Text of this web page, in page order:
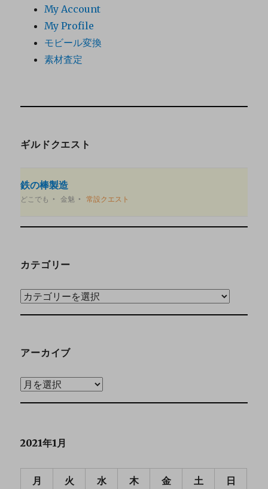
My Account
My Profile
モビール変換
素材査定
ギルドクエスト
鉄の棒製造
どこでも 金魅 常設クエスト
カテゴリー
アーカイブ
2021年1月
月 火 水 木 金 土 日